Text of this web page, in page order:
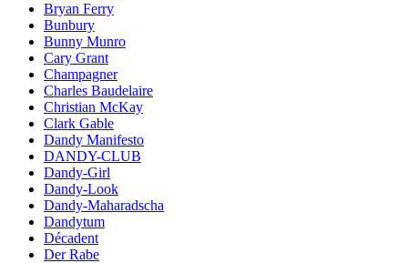
Bryan Ferry
Bunbury
Bunny Munro
Cary Grant
Champagner
Charles Baudelaire
Christian McKay
Clark Gable
Dandy Manifesto
DANDY-CLUB
Dandy-Girl
Dandy-Look
Dandy-Maharadscha
Dandytum
Décadent
Der Rabe